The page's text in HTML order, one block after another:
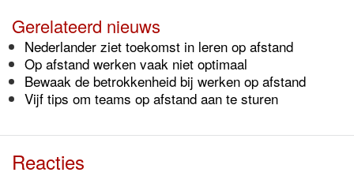
Gerelateerd nieuws
Nederlander ziet toekomst in leren op afstand
Op afstand werken vaak niet optimaal
Bewaak de betrokkenheid bij werken op afstand
Vijf tips om teams op afstand aan te sturen
Reacties